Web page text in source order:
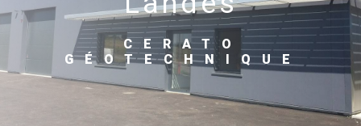
CERATO
GÉOTECHNIQUE